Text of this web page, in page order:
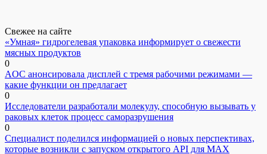
Свежее на сайте
«Умная» гидрогелевая упаковка информирует о свежести
мясных продуктов
0
AOC анонсировала дисплей с тремя рабочими режимами —
какие функции он предлагает
0
Исследователи разработали молекулу, способную вызывать у
раковых клеток процесс саморазрушения
0
Специалист поделился информацией о новых перспективах,
которые возникли с запуском открытого API для МАХ